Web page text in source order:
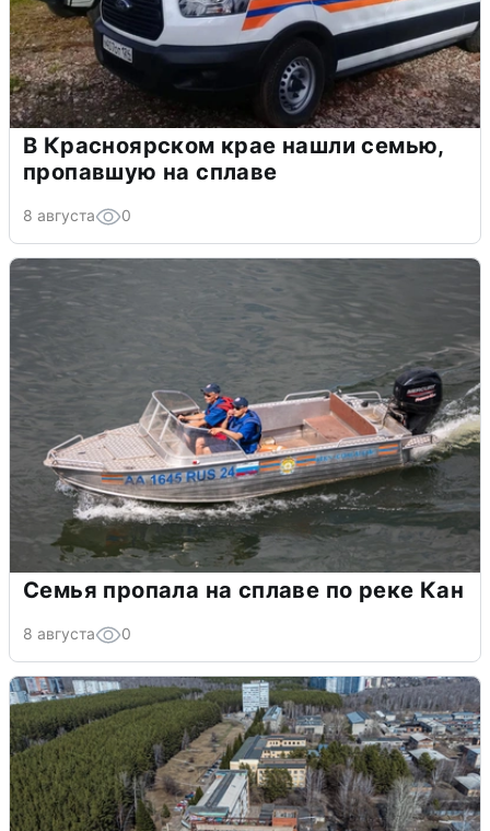
В Красноярском крае нашли семью,
пропавшую на сплаве
8 августа 0
Семья пропала на сплаве по реке Кан
8 августа 0